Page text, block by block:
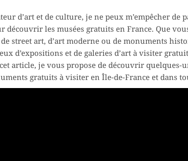
d’art et de culture, je ne peux m’empêcher de
découvrir les musées gratuits en France. Que
street art, d’art moderne ou de monuments
d’expositions et de galeries d’art à visiter
article, je vous propose de découvrir quelques-
gratuits à visiter en Île-de-France et dans